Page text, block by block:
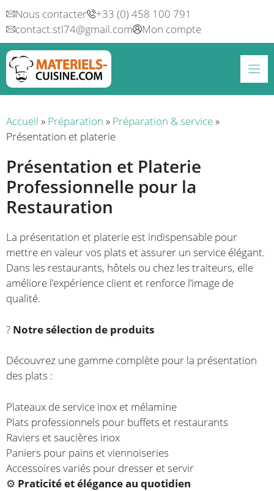
Aller
au
contenu
Nous contacter
+33 (0) 458 100 791
contact.stl74@gmail.com
Mon compte
Accueil » Préparation » Préparation & service»
Présentation et platerie
Présentation et Platerie
Professionnelle pour la
Restauration
La présentation et platerie est indispensable pour
mettre en valeur vos plats et assurer un service élégant.
Dans les restaurants, hôtels ou chez les traiteurs, elle
améliore l’expérience client et renforce l’image de
qualité.
?️ Notre sélection de produits
Découvrez une gamme complète pour la présentation
des plats :
Plateaux de service inox et mélamine
Plats professionnels pour buffets et restaurants
Raviers et saucières inox
Paniers pour pains et viennoiseries
Accessoires variés pour dresser et servir
⚙️ Praticité et élégance au quotidien